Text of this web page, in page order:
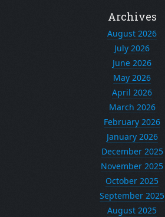
Archives
August 2026
July 2026
June 2026
May 2026
April 2026
March 2026
February 2026
January 2026
December 2025
November 2025
October 2025
September 2025
August 2025